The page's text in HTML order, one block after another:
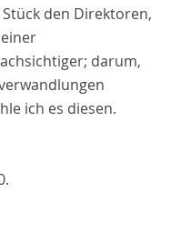
den Direktoren,
darum,
ich es diesen.